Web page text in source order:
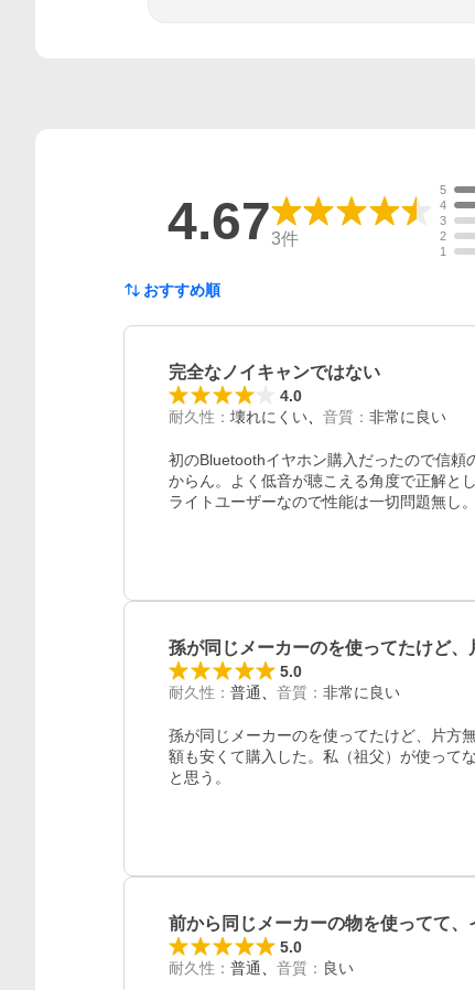
4.673件
5
4
3
2
1
おすすめ順
完全なノイキャンではない
4.0
耐久性 ： 壊れにくい 音質 ： 非常に良い
初のBluetoothイヤホン購入だったので信
からん。よく低音が聴こえる角度で正解と
ライトユーザーなので性能は一切問題無し
孫が同じメーカーのを使ってたけど
5.0
耐久性 ： 普通 音質 ： 非常に良い
孫が同じメーカーのを使ってたけど、片方
額も安くて購入した。私（祖父）が使って
と思う。
前から同じメーカーの物を使ってて
5.0
耐久性 ： 普通 音質 ： 良い